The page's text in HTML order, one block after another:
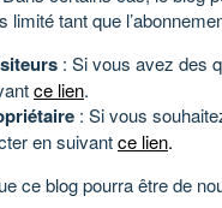
limité tant que
: Si vous avez des
ce lien.
: Si vous
en suivantce lien.
ce blog pourra être de